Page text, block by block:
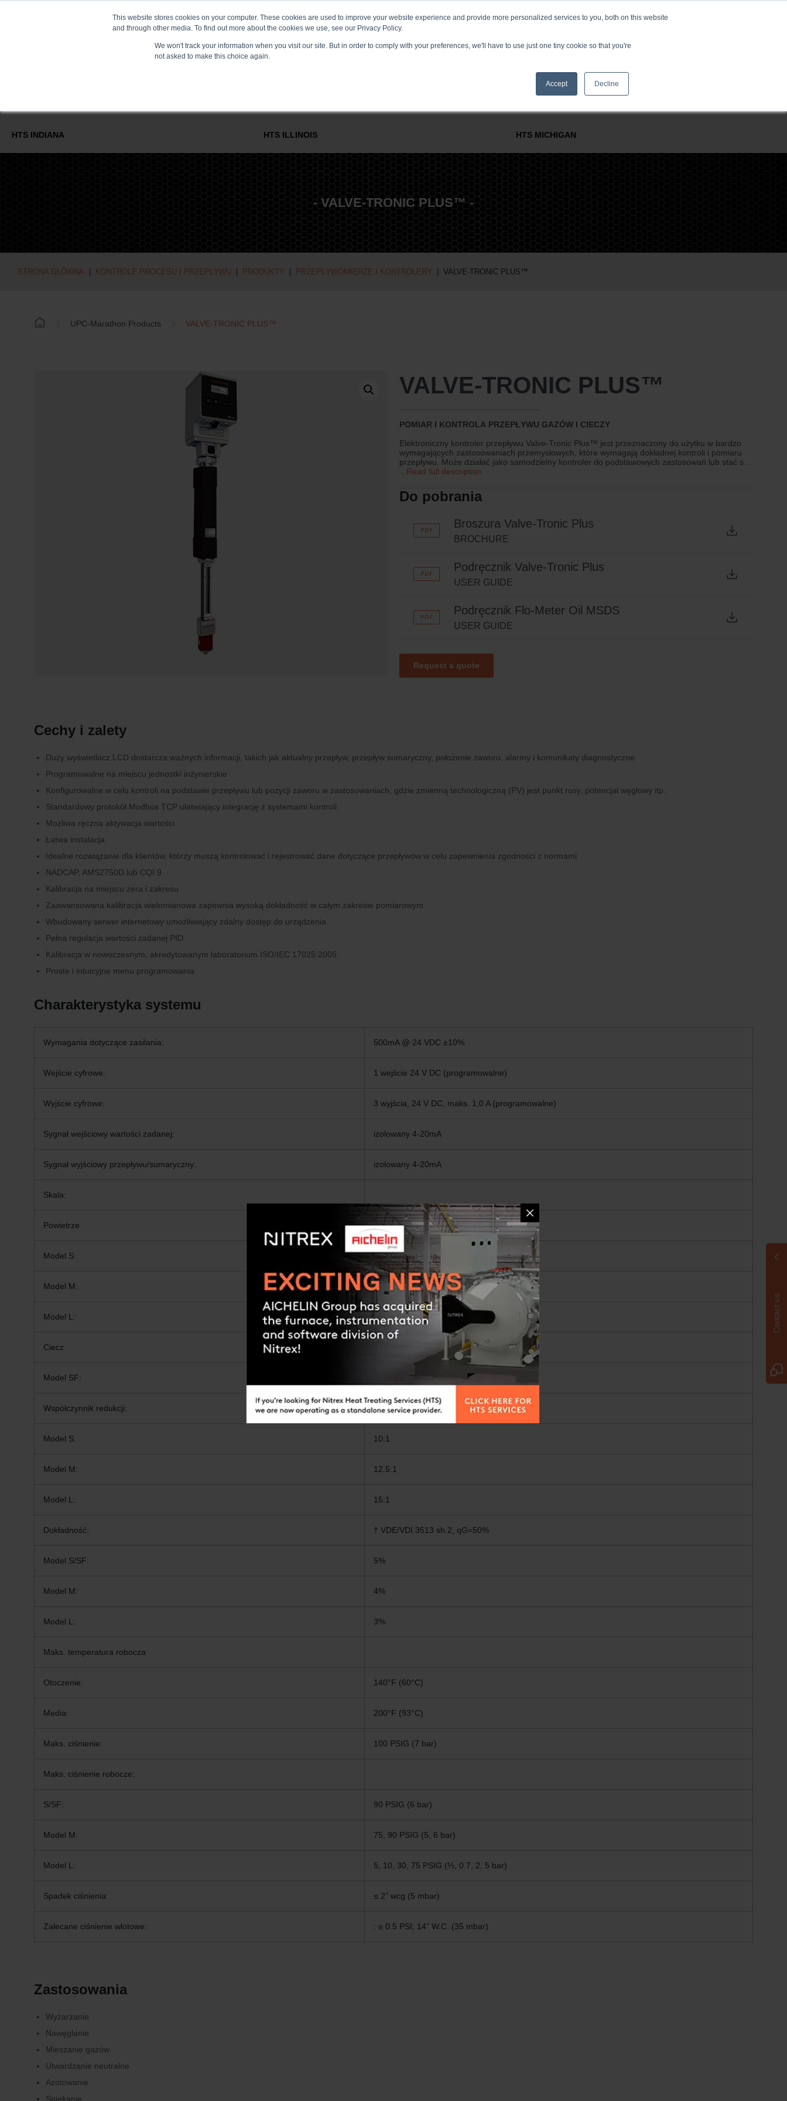
This website stores cookies on your computer. These cookies are used to improve your website experience and provide more personalized services to you, both on this website
and through other media. To find out more about the cookies we use, see our Privacy Policy.
We won't track your information when you visit our site. But in order to comply with your preferences, we'll have to use just one tiny cookie so that you're
not asked to make this choice again.
Accept Decline
NOWOŚCI I WYDARZENIACENTRUM MEDIÓWKARIERAKONTAKT
HTS INDIANA HTS ILLINOIS HTS MICHIGAN
- VALVE-TRONIC PLUS™ -
STRONA GŁÓWNA | KONTROLE PROCESU I PRZEPŁYWU | PRODUKTY | PRZEPŁYWOMIERZE I KONTROLERY | VALVE-TRONIC PLUS™
UPC-Marathon Products VALVE-TRONIC PLUS™
VALVE-TRONIC PLUS™
POMIAR I KONTROLA PRZEPŁYWU GAZÓW I CIECZY
Elektroniczny kontroler przepływu Valve-Tronic Plus™ jest przeznaczony do użytku w bardzo
wymagających zastosowaniach przemysłowych, które wymagają dokładnej kontroli i pomiaru
przepływu. Może działać jako samodzielny kontroler do podstawowych zastosowań lub stać się
integralną częścią systemu kontroli procesów w celu automatycznego sterowania przepływem.
...Read full description
Do pobrania
Broszura Valve-Tronic Plus
BROCHURE
Podręcznik Valve-Tronic Plus
USER GUIDE
Podręcznik Flo-Meter Oil MSDS
USER GUIDE
Request a quote
Cechy i zalety
Duży wyświetlacz LCD dostarcza ważnych informacji, takich jak aktualny przepływ, przepływ sumaryczny, położenie zaworu, alarmy i komunikaty diagnostyczne
Programowalne na miejscu jednostki inżynierskie
Konfigurowalne w celu kontroli na podstawie przepływu lub pozycji zaworu w zastosowaniach, gdzie zmienną technologiczną (PV) jest punkt rosy, potencjał węglowy itp.
Standardowy protokół Modbus TCP ułatwiający integrację z systemami kontroli
Możliwa ręczna aktywacja wartości
Łatwa instalacja
Idealne rozwiązanie dla klientów, którzy muszą kontrolować i rejestrować dane dotyczące przepływów w celu zapewnienia zgodności z normami
NADCAP, AMS2750D lub CQI 9
Kalibracja na miejscu zera i zakresu
Zaawansowana kalibracja wielomianowa zapewnia wysoką dokładność w całym zakresie pomiarowym
Wbudowany serwer internetowy umożliwiający zdalny dostęp do urządzenia
Pełna regulacja wartości zadanej PID
Kalibracja w nowoczesnym, akredytowanym laboratorium ISO/IEC 17025:2005
Proste i intuicyjne menu programowania
Charakterystyka systemu
Wymagania dotyczące zasilania: 500mA @ 24 VDC ±10%
Wejście cyfrowe: 1 wejście 24 V DC (programowalne)
Wyjście cyfrowe: 3 wyjścia, 24 V DC, maks. 1,0 A (programowalne)
Sygnał wejściowy wartości zadanej: izolowany 4-20mA
Sygnał wyjściowy przepływu/sumaryczny: izolowany 4-20mA
Skala:
Powietrze (70°F; 14.7 PSIA / 21°C; 1 bar)
Model S: 4-100 CFH (0-3 m
Model M: 10-1500 CFH (0-42 m3/h)
Model L: 150-18,000 CFH (4-510 m
Ciecz
Model SF:
Współczynnik redukcji:
Model S: 10:1
Model M: 12.5:1
Model L: 15:1
Dokładność: † VDE/VDI 3513 sh.2, qG=50%
Model S/SF: 5%
Model M: 4%
Model L: 3%
Maks. temperatura robocza
Otoczenie: 140°F (60°C)
Media: 200°F (93°C)
Maks. ciśnienie: 100 PSIG (7 bar)
Maks. ciśnienie robocze:
S/SF: 90 PSIG (6 bar)
Model M: 75, 90 PSIG (5, 6 bar)
Model L: 5, 10, 30, 75 PSIG (⅓, 0.7, 2, 5 bar)
Spadek ciśnienia: ≤ 2” wcg (5 mbar)
Zalecane ciśnienie wlotowe: : ≥ 0.5 PSI; 14” W.C. (35 mbar)
Zastosowania
Wyżarzanie
Nawęglanie
Mieszanie gazów
Utwardzanie neutralne
Azotowanie
Spiekanie
Contact us